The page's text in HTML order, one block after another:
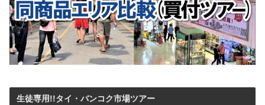
生徒専用!!タイ・バンコク市場ツアー